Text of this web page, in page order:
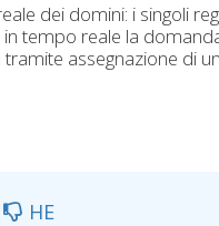
dei domini: i singoli
tempo reale la
assegnazione di
НЕ